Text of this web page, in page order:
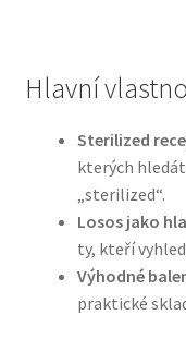
Hračky pro psy
Konzervy a
N&D Farmina
Hlavní
Sterilized
kterých
„sterilized“.
Losos jako
ty, kteří
Výhodné
praktické